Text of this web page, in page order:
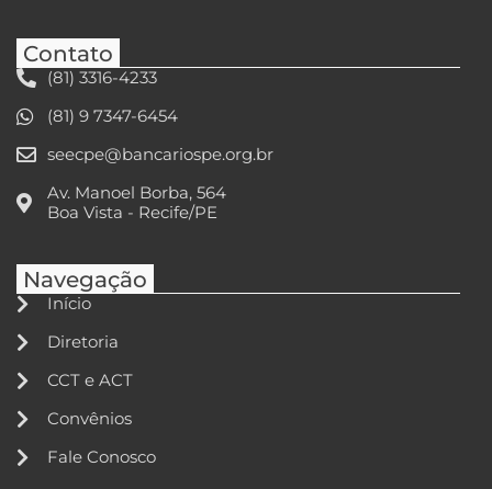
Contato
(81) 3316-4233
(81) 9 7347-6454
seecpe@bancariospe.org.br
Av. Manoel Borba, 564
Boa Vista - Recife/PE
Navegação
Início
Diretoria
CCT e ACT
Convênios
Fale Conosco